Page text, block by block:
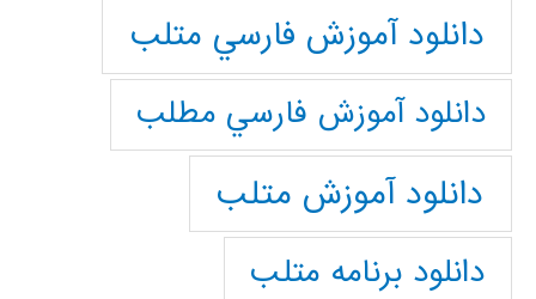
دانلود آموزش فارسي متلب
دانلود آموزش فارسي مطلب
دانلود آموزش متلب
دانلود برنامه متلب